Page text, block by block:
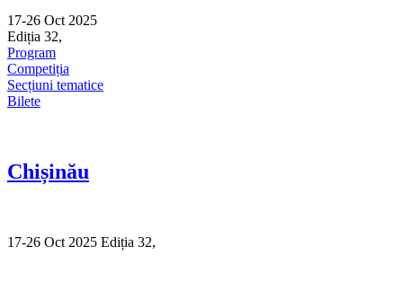
17-26 Oct 2025
Ediția 32,
Program
Competiția
Secțiuni tematice
Bilete
Chișinău
17-26 Oct 2025 Ediția 32,